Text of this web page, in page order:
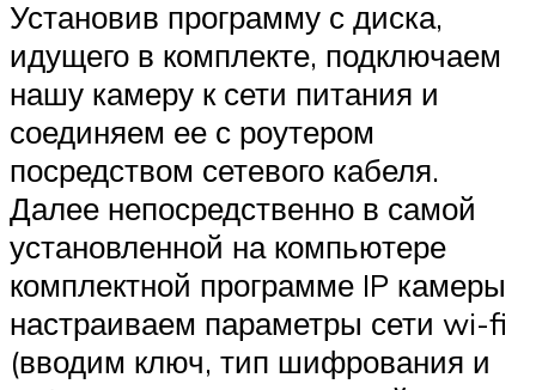
Установив программу с диска,
идущего в комплекте, подключаем
нашу камеру к сети питания и
соединяем ее с роутером
посредством сетевого кабеля.
Далее непосредственно в самой
установленной на компьютере
комплектной программе IP камеры
настраиваем параметры сети wi-fi
(вводим ключ, тип шифрования и